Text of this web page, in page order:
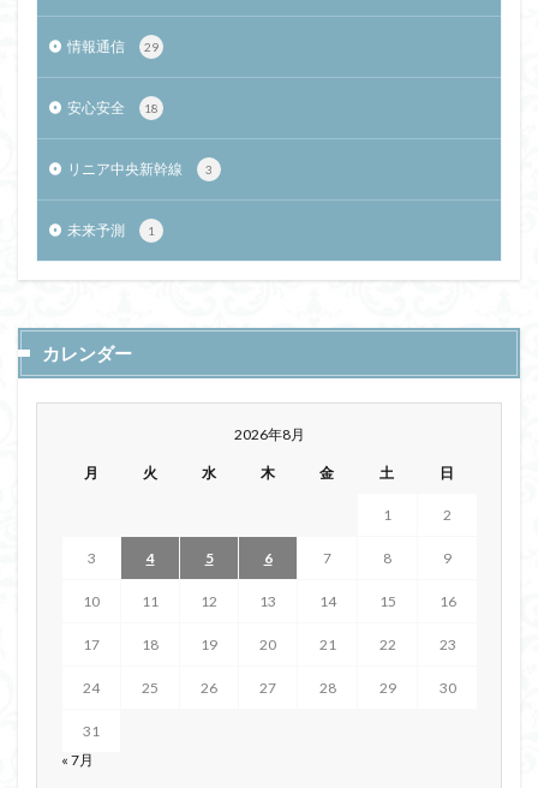
情報通信 29
安心安全 18
リニア中央新幹線 3
未来予測 1
カレンダー
2026年8月
月 火 水 木 金 土 日
1 2
3 4 5 6 7 8 9
10 11 12 13 14 15 16
17 18 19 20 21 22 23
24 25 26 27 28 29 30
31
« 7月